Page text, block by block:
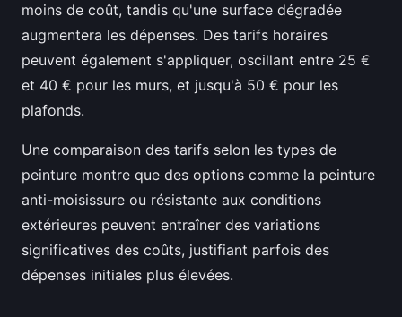
moins de coût, tandis qu'une surface dégradée
augmentera les dépenses. Des tarifs horaires
peuvent également s'appliquer, oscillant entre 25 €
et 40 € pour les murs, et jusqu'à 50 € pour les
plafonds.
Une comparaison des tarifs selon les types de
peinture montre que des options comme la peinture
anti-moisissure ou résistante aux conditions
extérieures peuvent entraîner des variations
significatives des coûts, justifiant parfois des
dépenses initiales plus élevées.